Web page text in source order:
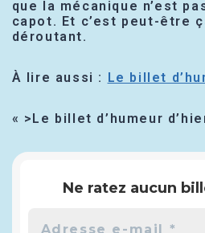
que la mécanique n’est
capot. Et c’est peut-être
déroutant.
À lire aussi : Le billet
« >Le billet d’humeur
Ne ratez aucun